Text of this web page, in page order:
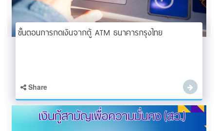
ขั้นตอนการกดเงินจากตู้ ATM ธนาคารกรุงไทย
Share